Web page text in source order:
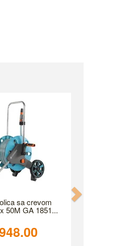
sa crevom
50M GA 1851...